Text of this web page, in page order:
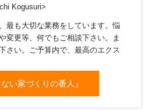
い家づくりの番人
い家づくりの番人』